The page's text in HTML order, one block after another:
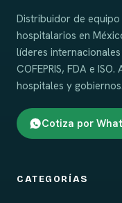
Distribuidor de equipo
hospitalarios en
líderes
COFEPRIS, FDA e
hospitales y gobiernos.
Cotiza por
CATEGORÍAS